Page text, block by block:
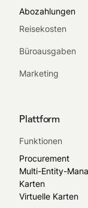
Abozahlungen
Reisekosten
Büroausgaben
Marketing
Plattform
Funktionen
Procurement
Multi-Entity-
Karten
Virtuelle Karten